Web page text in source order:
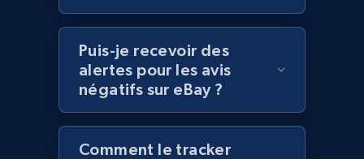
URL, Domain, Marketplace pn, Sku, Other pn,
Model number, Gtin ean pn, Product name, and
991+ 162+
Puis-je recevoir des
alertes pour les avis
négatifs sur eBay ?
Comment le tracker